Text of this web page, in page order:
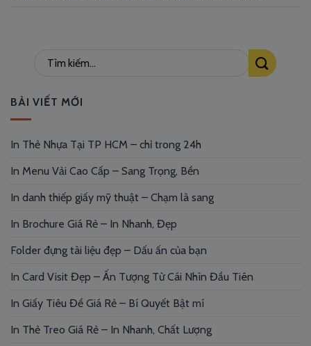
BÀI VIẾT MỚI
In Thẻ Nhựa Tại TP HCM – chỉ trong 24h
In Menu Vải Cao Cấp – Sang Trọng, Bền
In danh thiếp giấy mỹ thuật – Chạm là sang
In Brochure Giá Rẻ – In Nhanh, Đẹp
Folder đựng tài liệu đẹp – Dấu ấn của bạn
In Card Visit Đẹp – Ấn Tượng Từ Cái Nhìn Đầu Tiên
In Giấy Tiêu Đề Giá Rẻ – Bí Quyết Bật mí
In Thẻ Treo Giá Rẻ – In Nhanh, Chất Lượng